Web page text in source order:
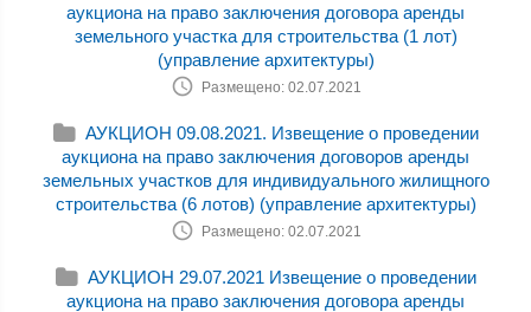
аукциона на право заключения договора аренды
земельного участка для строительства (1 лот)
(управление архитектуры)
Размещено: 02.07.2021
АУКЦИОН 09.08.2021. Извещение о проведении
аукциона на право заключения договоров аренды
земельных участков для индивидуального жилищного
строительства (6 лотов) (управление архитектуры)
Размещено: 02.07.2021
АУКЦИОН 29.07.2021 Извещение о проведении
аукциона на право заключения договора аренды